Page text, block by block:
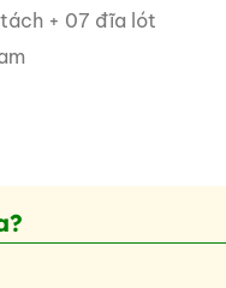
+ 07 đĩa lót